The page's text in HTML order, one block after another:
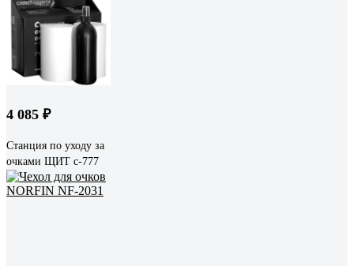
4 085 ₽
Станция по уходу за
очками ЩИТ с-777